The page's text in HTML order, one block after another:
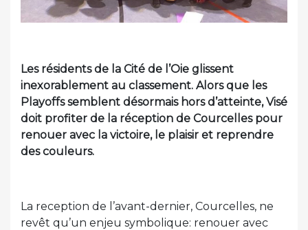
Les résidents de la Cité de l’Oie glissent
inexorablement au classement. Alors que les
Playoffs semblent désormais hors d’atteinte, Visé
doit profiter de la réception de Courcelles pour
renouer avec la victoire, le plaisir et reprendre
des couleurs.
La reception de l’avant-dernier, Courcelles, ne
revêt qu’un enjeu symbolique: renouer avec